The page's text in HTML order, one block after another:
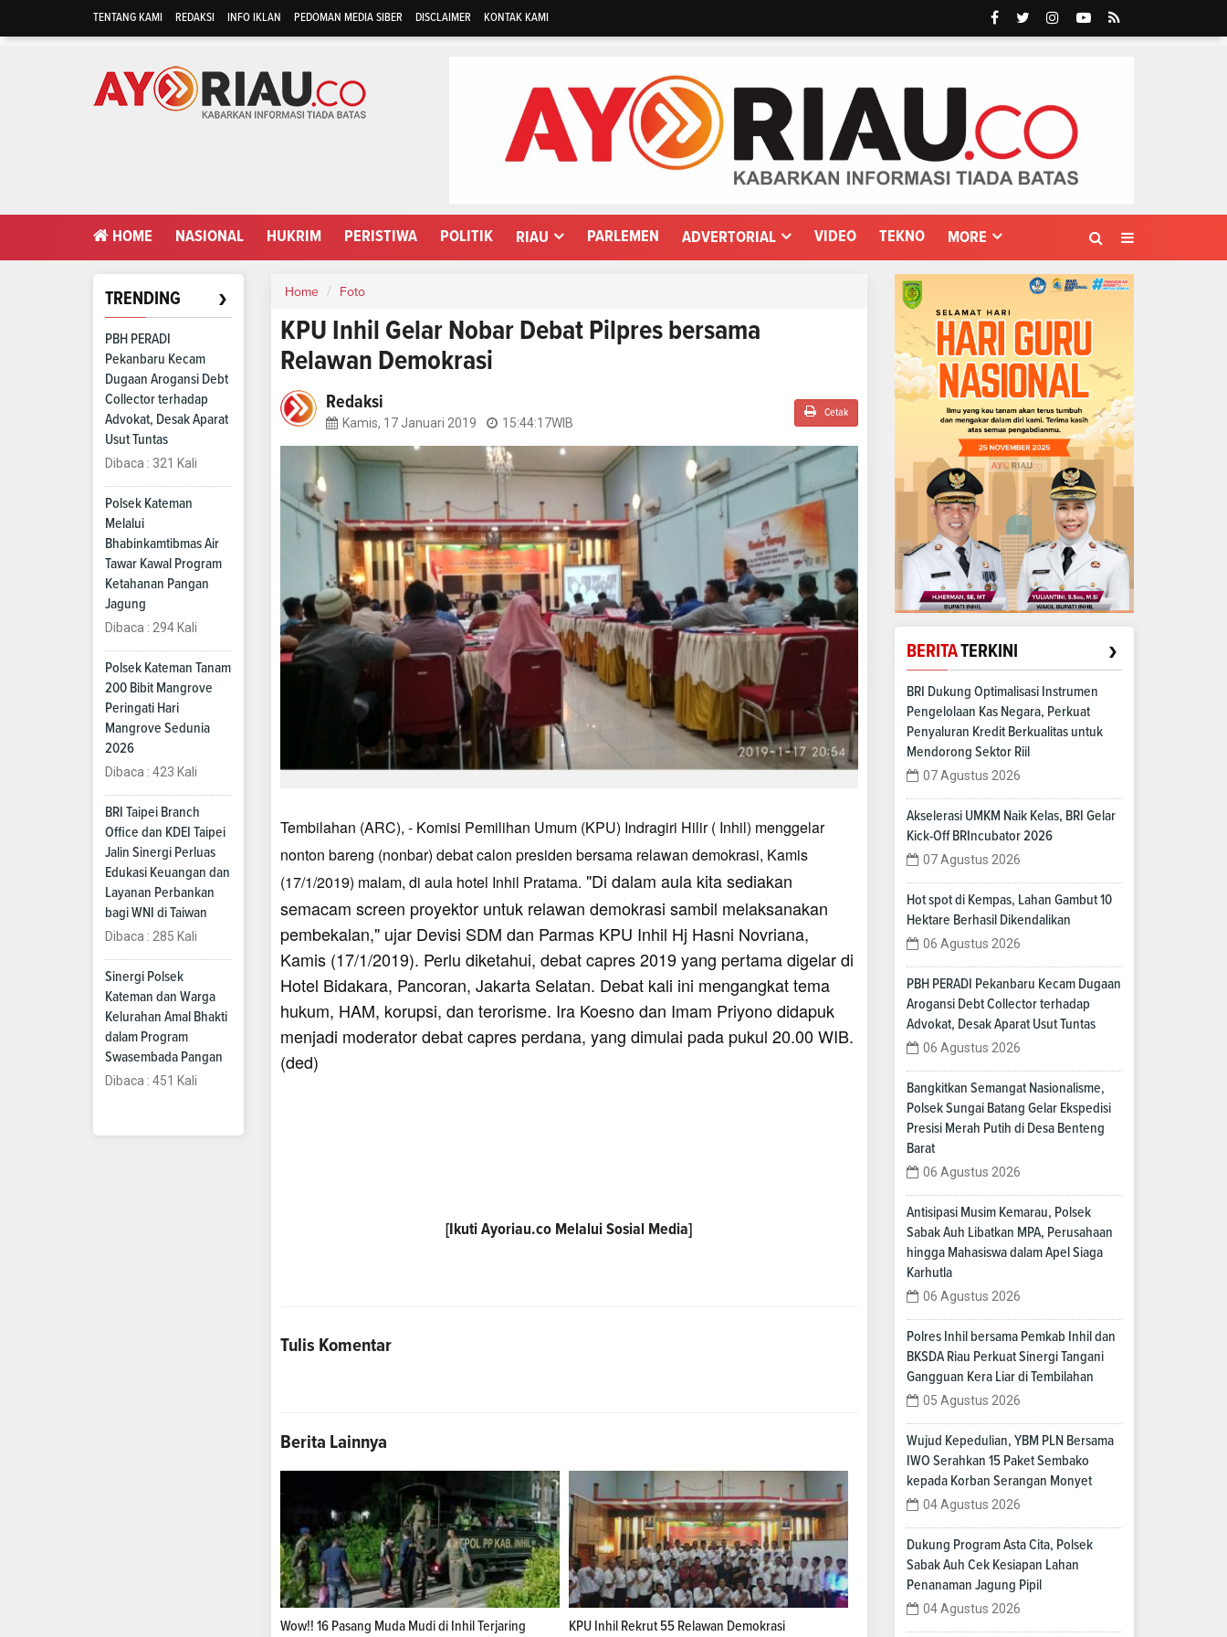
TENTANG KAMI REDAKSI INFO IKLAN PEDOMAN MEDIA SIBER DISCLAIMER KONTAK KAMI
HOME NASIONAL HUKRIM PERISTIWA POLITIK RIAU PARLEMEN ADVERTORIAL VIDEO TEKNO MORE
TRENDING ›
PBH PERADI
Pekanbaru Kecam
Dugaan Arogansi Debt
Collector terhadap
Advokat, Desak Aparat
Usut Tuntas
Dibaca : 321 Kali
Polsek Kateman
Melalui
Bhabinkamtibmas Air
Tawar Kawal Program
Ketahanan Pangan
Jagung
Dibaca : 294 Kali
Polsek Kateman Tanam
200 Bibit Mangrove
Peringati Hari
Mangrove Sedunia
2026
Dibaca : 423 Kali
BRI Taipei Branch
Office dan KDEI Taipei
Jalin Sinergi Perluas
Edukasi Keuangan dan
Layanan Perbankan
bagi WNI di Taiwan
Dibaca : 285 Kali
Sinergi Polsek
Kateman dan Warga
Kelurahan Amal Bhakti
dalam Program
Swasembada Pangan
Dibaca : 451 Kali
Home Foto
KPU Inhil Gelar Nobar Debat Pilpres bersama
Relawan Demokrasi
Redaksi
Kamis, 17 Januari 2019 15:44:17WIB
Cetak
Tembilahan (ARC), - Komisi Pemilihan Umum (KPU) Indragiri Hilir ( Inhil) menggelar
nonton bareng (nonbar) debat calon presiden bersama relawan demokrasi, Kamis
(17/1/2019) malam, di aula hotel Inhil Pratama. "Di dalam aula kita sediakan
semacam screen proyektor untuk relawan demokrasi sambil melaksanakan
pembekalan," ujar Devisi SDM dan Parmas KPU Inhil Hj Hasni Novriana,
Kamis (17/1/2019). Perlu diketahui, debat capres 2019 yang pertama digelar di
Hotel Bidakara, Pancoran, Jakarta Selatan. Debat kali ini mengangkat tema
hukum, HAM, korupsi, dan terorisme. Ira Koesno dan Imam Priyono didapuk
menjadi moderator debat capres perdana, yang dimulai pada pukul 20.00 WIB.
(ded)
[IkutiAyoriau.co Melalui Sosial Media]
Tulis Komentar
Berita Lainnya
Wow!! 16 Pasang Muda Mudi di Inhil Terjaring
KPU Inhil Rekrut 55 Relawan Demokrasi
BERITATERKINI ›
BRI Dukung Optimalisasi Instrumen
Pengelolaan Kas Negara, Perkuat
Penyaluran Kredit Berkualitas untuk
Mendorong Sektor Riil
07 Agustus 2026
Akselerasi UMKM Naik Kelas, BRI Gelar
Kick-Off BRIncubator 2026
07 Agustus 2026
Hot spot di Kempas, Lahan Gambut 10
Hektare Berhasil Dikendalikan
06 Agustus 2026
PBH PERADI Pekanbaru Kecam Dugaan
Arogansi Debt Collector terhadap
Advokat, Desak Aparat Usut Tuntas
06 Agustus 2026
Bangkitkan Semangat Nasionalisme,
Polsek Sungai Batang Gelar Ekspedisi
Presisi Merah Putih di Desa Benteng
Barat
06 Agustus 2026
Antisipasi Musim Kemarau, Polsek
Sabak Auh Libatkan MPA, Perusahaan
hingga Mahasiswa dalam Apel Siaga
Karhutla
06 Agustus 2026
Polres Inhil bersama Pemkab Inhil dan
BKSDA Riau Perkuat Sinergi Tangani
Gangguan Kera Liar di Tembilahan
05 Agustus 2026
Wujud Kepedulian, YBM PLN Bersama
IWO Serahkan 15 Paket Sembako
kepada Korban Serangan Monyet
04 Agustus 2026
Dukung Program Asta Cita, Polsek
Sabak Auh Cek Kesiapan Lahan
Penanaman Jagung Pipil
04 Agustus 2026